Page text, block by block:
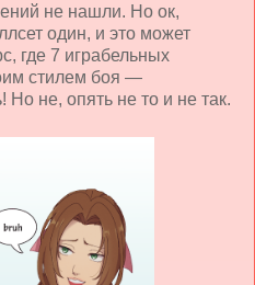
не нашли. Но ок,
один, и это может
где 7 играбельных
стилем боя —
Но не, опять не то и не так.